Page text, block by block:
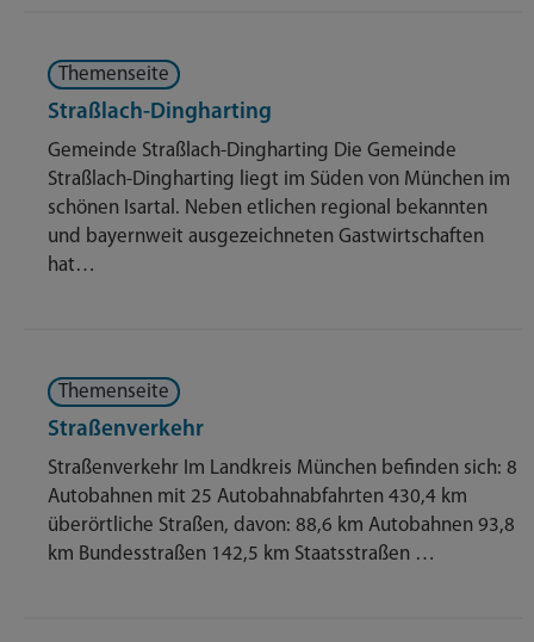
Themenseite
Straßlach-Dingharting
Gemeinde Straßlach-Dingharting Die Gemeinde
Straßlach-Dingharting liegt im Süden von München im
schönen Isartal. Neben etlichen regional bekannten
und bayernweit ausgezeichneten Gastwirtschaften
hat…
Themenseite
Straßenverkehr
Straßenverkehr Im Landkreis München befinden sich: 8
Autobahnen mit 25 Autobahnabfahrten 430,4 km
überörtliche Straßen, davon: 88,6 km Autobahnen 93,8
km Bundesstraßen 142,5 km Staatsstraßen …